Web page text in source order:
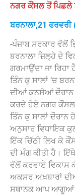
ਨਗਰ ਕੌਂਸਲ ਤੋਂ ਪਿਛਲੇ
ਬਰਨਾਲਾ,21
-ਪੰਜਾਬ ਸਰਕਾਰ ਵੱਲੋਂ
ਬਰਨਾਲਾ ਜ਼ਿਲ੍ਹੇ ਦੇ
ਗਰਮਾਉਂਦਾ ਜਾ
ਤਿੰਨ ਕੁ ਸਾਲਾਂ ‘ਚ
ਦੀਆਂ ਕਨਸੋਆਂ ਦੌਰਾਨ
ਕਰਦੇ ਹੋਏ ਨਗਰ ਕੌਂਸਲ
ਤਿੰਨ ਕੁ ਸਾਲਾਂ ਦੌਰਾਨ
ਅਨੁਸਾਰ ਵਿਧਾਇਕ
ਇੱਕ ਚਿੱਠੀ ਲਿਖ ਕੇ
ਦੀ ਮੰਗ ਕੀਤੀ ਹੈ।
ਵੱਲੋਂ ਕਰਵਾਏ ਵਿਕਾਸ
ਅਕਸਰ ਅਖ਼ਬਾਰਾਂ
ਸਥਾਨਕ ਆਪ ਆਗੂਆਂ